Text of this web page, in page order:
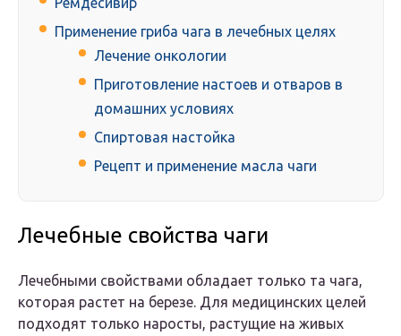
Применение гриба чага в лечебных целях
Лечение онкологии
Приготовление настоев и отваров в
домашних условиях
Спиртовая настойка
Рецепт и применение масла чаги
Лечебные свойства чаги
Лечебными свойствами обладает только та чага,
которая растет на березе. Для медицинских целей
подходят только наросты, растущие на живых